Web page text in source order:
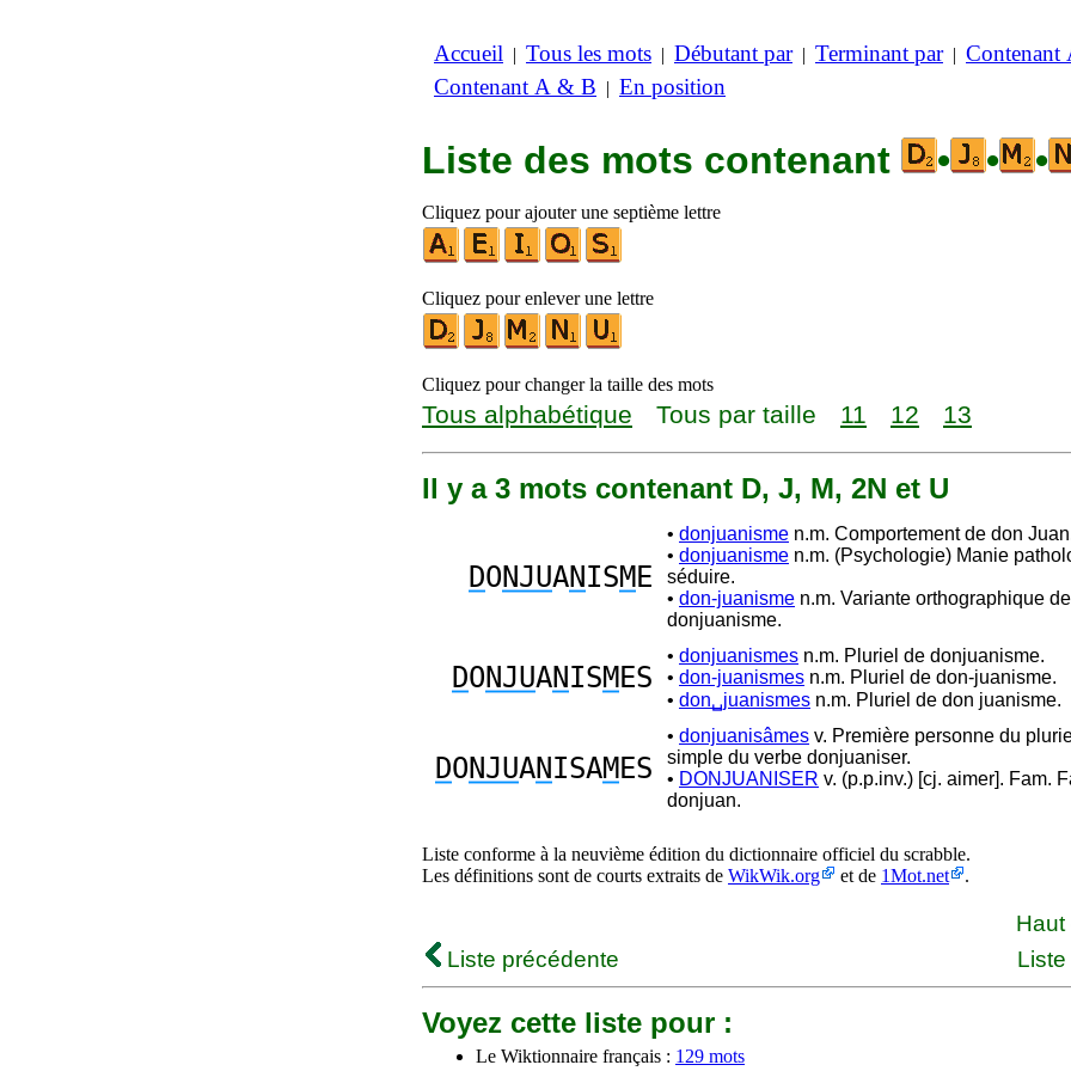
Accueil | Tous les mots | Débutant par| Terminant par| Contenant
Contenant A & B | En position
Liste des mots contenant • • •
Cliquez pour ajouter une septième lettre
Cliquez pour enlever une lettre
Cliquez pour changer la taille des mots
Tous alphabétique Tous par taille 11 12 13
Il y a 3 mots contenant D, J, M, 2N et U
DONJUANISM E
• donjuanisme n.m. Comportement de don
• donjuanisme n.m. (Psychologie) Manie
séduire.
• don-juanisme n.m. Variante orthographique de
donjuanisme.
DONJUANISM ES
• donjuanismes n.m. Pluriel de donjuanisme.
• don-juanismes n.m. Pluriel de don-juanisme.
• don␣juanismes n.m. Pluriel de don juanisme.
DONJUANISAM ES
• donjuanisâmes v. Première personne du
simple du verbe donjuaniser.
• DONJUANISER v. (p.p.inv.) [cj. aimer]. Fam.
donjuan.
Liste conforme à la neuvième édition du dictionnaire officiel du scrabble.
Les définitions sont de courts extraits de WikWik.org et de 1Mot.net .
Haut
Liste précédente
Voyez cette liste pour :
Le Wiktionnaire français : 129 mots